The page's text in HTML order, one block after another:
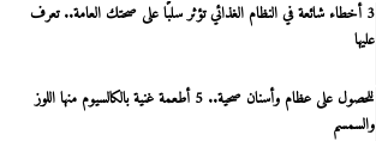
3 أخطاء شائعة في النظام الغذائي تؤثر سلبًا على صحتك العامة.. تعرف
عليها
للحصول على عظام وأسنان صحية.. 5 أطعمة غنية بالكالسيوم منها اللوز
والسمسم